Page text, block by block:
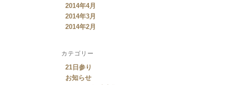
2014年4月
2014年3月
2014年2月
カテゴリー
21日参り
お知らせ